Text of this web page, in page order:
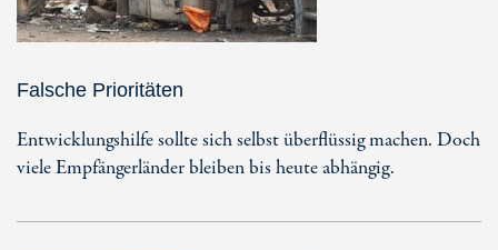
Falsche Prioritäten
Entwicklungshilfe sollte sich selbst überflüssig machen. Doch
viele Empfängerländer bleiben bis heute abhängig.